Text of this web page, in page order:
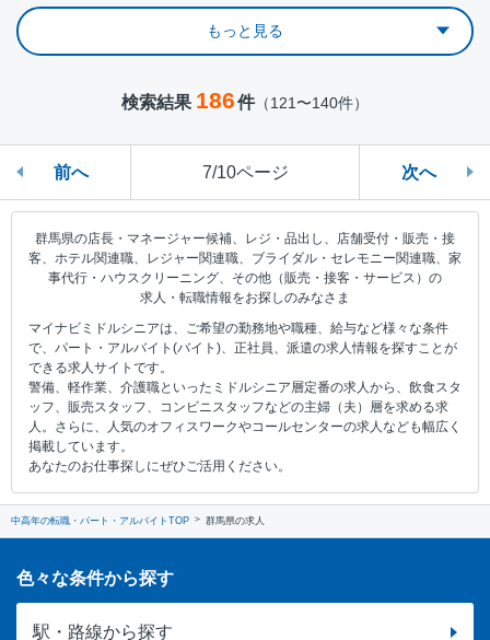
もっと見る
検索結果 186件（121〜140件）
前へ 7/10ページ 次へ
群馬県の店長・マネージャー候補、レジ・品出し、店舗受付・販売・接
客、ホテル関連職、レジャー関連職、ブライダル・セレモニー関連職、家
事代行・ハウスクリーニング、その他（販売・接客・サービス）の
求人・転職情報をお探しのみなさま
マイナビミドルシニアは、ご希望の勤務地や職種、給与など様々な条件
で、パート・アルバイト(バイト)、正社員、派遣の求人情報を探すことが
できる求人サイトです。
警備、軽作業、介護職といったミドルシニア層定番の求人から、飲食スタ
ッフ、販売スタッフ、コンビニスタッフなどの主婦（夫）層を求める求
人。さらに、人気のオフィスワークやコールセンターの求人なども幅広く
掲載しています。
あなたのお仕事探しにぜひご活用ください。
中高年の転職・パート・アルバイトTOP 群馬県の求人
色々な条件から探す
駅・路線から探す